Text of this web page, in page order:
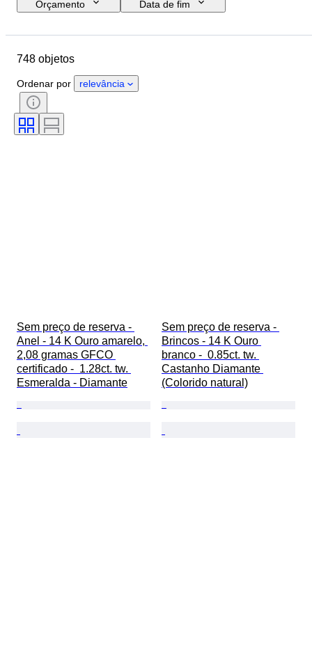
Orçamento
Data de fim
Género
Certificação
Pureza
Gama de cores
Cor exata
Transparência da pedra preciosa
748 objetos
Ordenar por relevância
Sem preço de reserva -
Anel - 14 K Ouro amarelo,
2,08 gramas GFCO
certificado -  1.28ct. tw.
Esmeralda - Diamante
Sem preço de reserva -
Brincos - 14 K Ouro
branco -  0.85ct. tw.
Castanho Diamante
(Colorido natural)